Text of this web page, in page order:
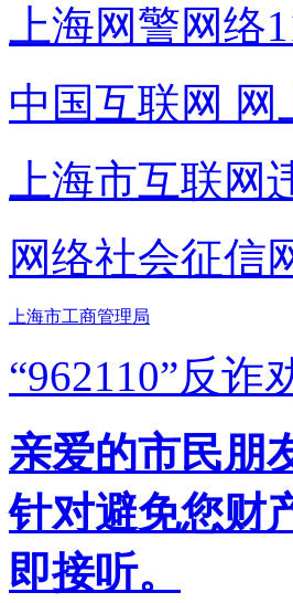
上海网警网络
中国互联网 网
上海市互联网
网络社会征信
上海市工商管理局
“962110”反诈
亲爱的市民朋
针对避免您财
即接听。